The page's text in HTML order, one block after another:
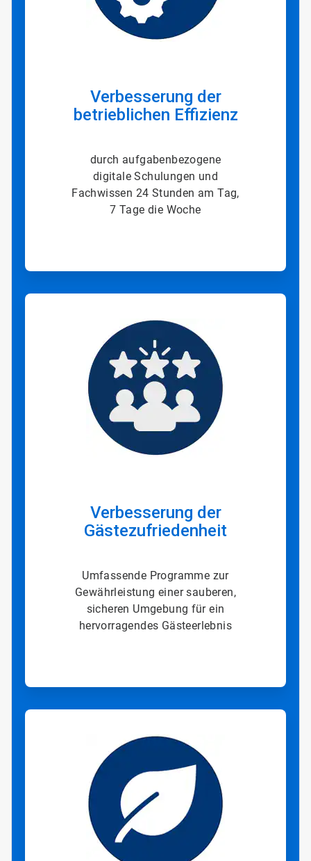
Verbesserung der
betrieblichen Effizienz
durch aufgabenbezogene
digitale Schulungen und
Fachwissen 24 Stunden am Tag,
7 Tage die Woche
Verbesserung der
Gästezufriedenheit
Umfassende Programme zur
Gewährleistung einer sauberen,
sicheren Umgebung für ein
hervorragendes Gästeerlebnis